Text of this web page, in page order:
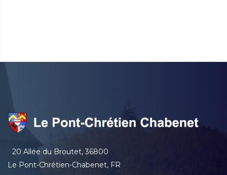
20 Allée du Broutet, 36800
Le Pont-Chrétien-Chabenet, FR